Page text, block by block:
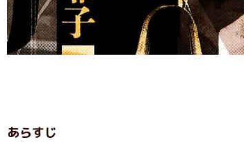
あらすじ